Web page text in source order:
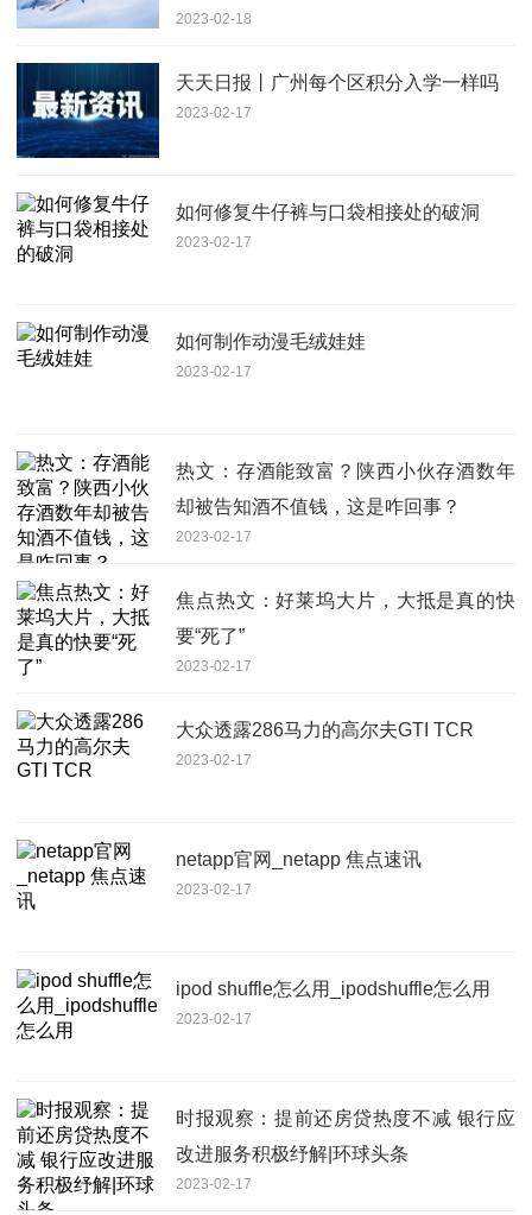
2023-02-18
天天日报丨广州每个区积分入学一样吗
2023-02-17
如何修复牛仔裤与口袋相接处的破洞
2023-02-17
如何制作动漫毛绒娃娃
2023-02-17
热文：存酒能致富？陕西小伙存酒数年
却被告知酒不值钱，这是咋回事？
2023-02-17
焦点热文：好莱坞大片，大抵是真的快
要“死了”
2023-02-17
大众透露286马力的高尔夫GTI TCR
2023-02-17
netapp官网_netapp 焦点速讯
2023-02-17
ipod shuffle怎么用_ipodshuffle怎么用
2023-02-17
时报观察：提前还房贷热度不减 银行应
改进服务积极纾解|环球头条
2023-02-17